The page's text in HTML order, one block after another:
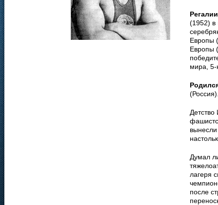
(1952) в
Европы
Европы
мира, 5-
Думал
лагеря
после